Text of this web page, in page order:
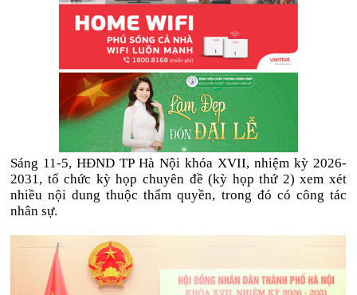
Sáng 11-5, HĐND TP Hà Nội khóa XVII, nhiệm kỳ 2026-
2031, tổ chức kỳ họp chuyên đề (kỳ họp thứ 2) xem xét
nhiều nội dung thuộc thẩm quyền, trong đó có công tác
nhân sự.